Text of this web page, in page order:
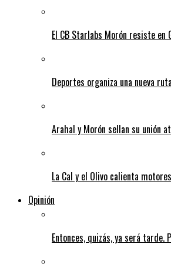
El CB Starlabs Morón resiste
Deportes organiza una nueva
Arahal y Morón sellan su unión
La Cal y el Olivo calienta
Opinión
Entonces, quizás, ya será tarde.